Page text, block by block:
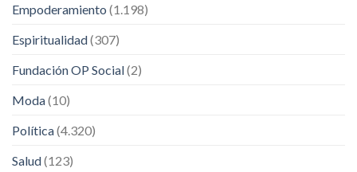
Empoderamiento (1.198)
Espiritualidad(307)
Fundación OP Social(2)
Moda(10)
Política(4.320)
Salud(123)